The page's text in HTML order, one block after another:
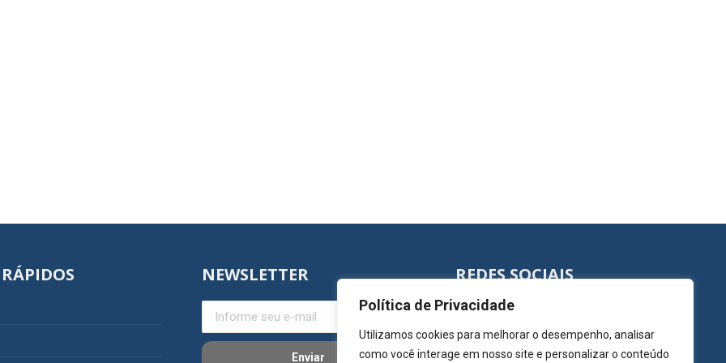
Política de Privacidade
Utilizamos cookies para melhorar o desempenho, analisar
como você interage em nosso site e personalizar o conteúdo
NEWSLETTER REDES SOCIAIS